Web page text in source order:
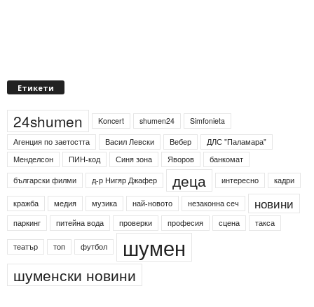
Етикети
24shumen Koncert shumen24
Simfonieta
Агенция по заетостта
Васил Левски Вебер
ДЛС "Паламара"
Менделсон
ПИН-код Синя зона Яворов
банкомат
български филми
д-р Нигяр Джафер деца интересно кадри
кражба медия музика най-новото незаконна сеч новини
паркинг питейна вода проверки професия сцена такса
театър топ футбол шумен
шуменски новини